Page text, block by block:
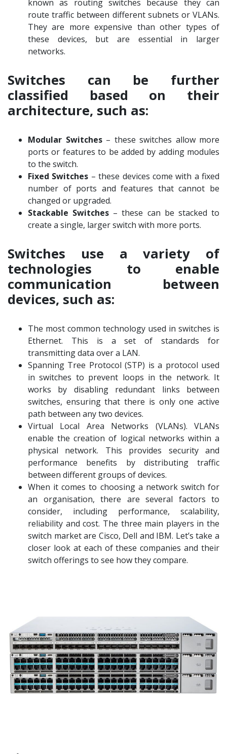
known as routing switches because they can
route traffic between different subnets or VLANs.
They are more expensive than other types of
these devices, but are essential in larger
networks.
Switches can be further
classified based on their
architecture, such as:
Modular Switches– these switches allow more
ports or features to be added by adding modules
to the switch.
Fixed Switches – these devices come with a fixed
number of ports and features that cannot be
changed or upgraded.
Stackable Switches – these can be stacked to
create a single, larger switch with more ports.
Switches use a variety of
technologies to enable
communication between
devices, such as:
The most common technology used in switches is
Ethernet. This is a set of standards for
transmitting data over a LAN.
Spanning Tree Protocol (STP) is a protocol used
in switches to prevent loops in the network. It
works by disabling redundant links between
switches, ensuring that there is only one active
path between any two devices.
Virtual Local Area Networks (VLANs). VLANs
enable the creation of logical networks within a
physical network. This provides security and
performance benefits by distributing traffic
between different groups of devices.
When it comes to choosing a network switch for
an organisation, there are several factors to
consider, including performance, scalability,
reliability and cost. The three main players in the
switch market are Cisco, Dell and IBM. Let’s take a
closer look at each of these companies and their
switch offerings to see how they compare.